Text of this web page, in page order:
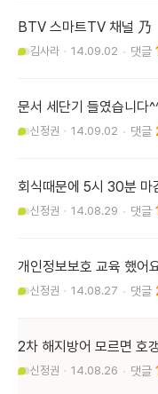
BTV 스마트TV 채널 乃
김사라 14.09.02
문서 세단기 들였습니다
신정권 14.09.02
회식때문에 5시 30분 마
신정권 14.08.29
개인정보보호 교육 했어
신정권 14.08.27
2차 해지방어 모르면 호
신정권 14.08.26